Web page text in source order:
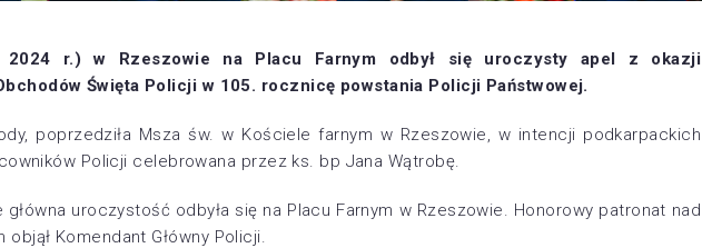
2024 r.) w Rzeszowie na Placu Farnym odbył się uroczysty apel z okazji
Święta Policji w 105. rocznicę powstania Policji Państwowej.
poprzedziła Msza św. w Kościele farnym w Rzeszowie, w intencji podkarpackich
Policji celebrowana przez ks. bp Jana Wątrobę.
główna uroczystość odbyła się na Placu Farnym w Rzeszowie. Honorowy patronat nad
Komendant Główny Policji.